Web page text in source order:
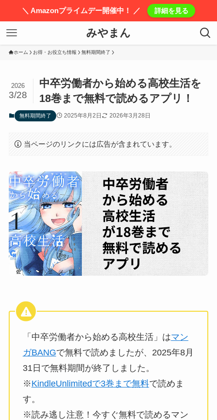
＼ Amazonプライムデー開催中！ ／ 詳細を見る
みやまん
ホーム お得・お役立ち情報 無料期間終了
中卒労働者から始める高校生活を
18巻まで無料で読めるアプリ！
2026
3/28
無料期間終了 2025年8月2日 2026年3月28日
当ページのリンクには広告が含まれています。
「中卒労働者から始める高校生活」はマン
ガBANGで無料で読めましたが、2025年8月
31日で無料期間が終了しました。
※KindleUnlimitedで3巻まで無料で読めま
す。
※読み逃し注意！今すぐ無料で読めるマン